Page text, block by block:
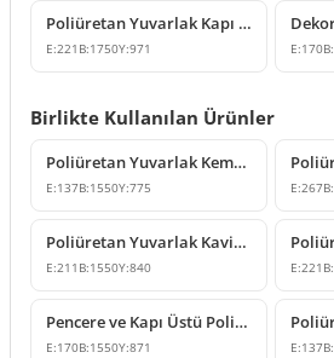
Poliüretan Yuvarlak Kapı Kemeri ve Kilit Taşı Tasarımı
E:221 B:1750Y:971 E:170B:
Birlikte Kullanılan Ürünler
Poliüretan Yuvarlak Kemer Modeli 155 cm
E:137B:1550Y:775 E:267B:
Poliüretan Yuvarlak Kavis Kemer Modeli
E:211 B:1550Y:840 E:221 B:
Pencere ve Kapı Üstü Poliüretan Yuvarlak Kavis Kemer Modeli
E:170B:1550Y:871 E:137B: